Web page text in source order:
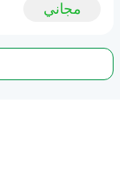
مجاني